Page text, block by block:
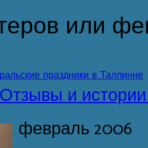
или
праздники в Таллинне
Отзывы и истории
февраль 2006